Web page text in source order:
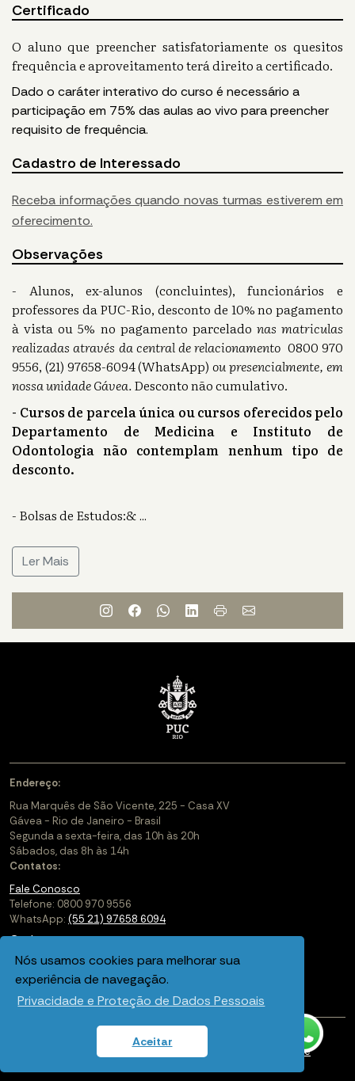
Nós usamos cookies para melhorar sua
experiência de navegação.
Privacidade e Proteção de Dados Pessoais
Aceitar
Certificado
O aluno que preencher satisfatoriamente os quesitos
frequência e aproveitamento terá direito a certificado.
Dado o caráter interativo do curso é necessário a
participação em 75% das aulas ao vivo para preencher
requisito de frequência.
Cadastro de Interessado
Receba informações quando novas turmas estiverem em
oferecimento.
Observações
- Alunos, ex-alunos (concluintes), funcionários e
professores da PUC-Rio, desconto de 10% no pagamento
à vista ou 5% no pagamento parcelado nas matriculas
realizadas através da central de relacionamento 0800 970
9556, (21) 97658-6094 (WhatsApp)ou presencialmente, em
nossa unidade Gávea.Desconto não cumulativo.
- Cursos de parcela única ou cursos oferecidos pelo
Departamento de Medicina e Instituto de
Odontologia não contemplam nenhum tipo de
desconto.
- Bolsas de Estudos:&...
Ler Mais
Endereço:
Rua Marquês de São Vicente, 225 - Casa XV
Gávea - Rio de Janeiro - Brasil
Segunda a sexta-feira, das 10h às 20h
Sábados, das 8h às 14h
Contatos:
Fale Conosco
Telefone: 0800 970 9556
WhatsApp: (55 21) 97658 6094
Cadastre-se
Soluções Corporativas
Saiba mais sobre a PUC-Rio Digital
Política de privacidade